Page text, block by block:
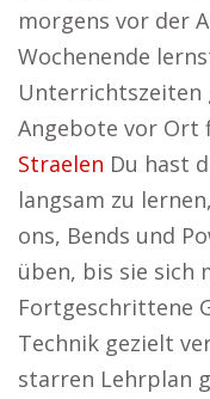
morgens vor der
Wochenende
Unterrichtszeiten
Angebote vor Ort
Straelen Du hast
langsam zu
ons, Bends und
üben, bis sie sich
Fortgeschrittene
Technik gezielt
starren Lehrplan